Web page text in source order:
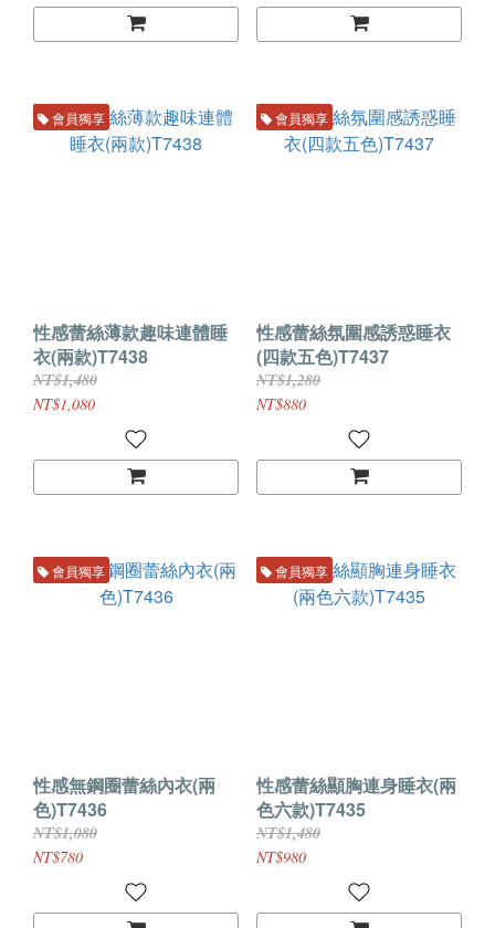
會員獨享
性感蕾絲薄款趣味連體睡
衣(兩款)T7438
NT$1,480
NT$1,080
會員獨享
性感蕾絲氛圍感誘惑睡衣
(四款五色)T7437
NT$1,280
NT$880
會員獨享
性感無鋼圈蕾絲內衣(兩
色)T7436
NT$1,080
NT$780
會員獨享
性感蕾絲顯胸連身睡衣(兩
色六款)T7435
NT$1,480
NT$980